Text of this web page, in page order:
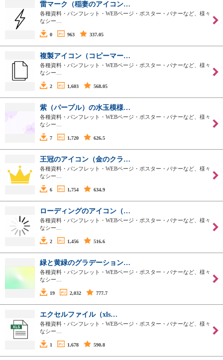
雷マーク（稲妻のアイコン…
各種資料・パンフレット・WEBページ・ポスター・バナーなど、様々
なシー…
0 963 337.05
複製アイコン（コピーマー…
各種資料・パンフレット・WEBページ・ポスター・バナーなど、様々
なシー…
2 1,603 568.05
紫（パープル）の水玉模様…
各種資料・パンフレット・WEBページ・ポスター・バナーなど、様々
なシー…
7 1,720 626.5
王冠のアイコン（金のクラ…
各種資料・パンフレット・WEBページ・ポスター・バナーなど、様々
なシー…
6 1,754 634.9
ローディングのアイコン（…
各種資料・パンフレット・WEBページ・ポスター・バナーなど、様々
なシー…
2 1,456 516.6
緑と黄緑のグラデーション…
各種資料・パンフレット・WEBページ・ポスター・バナーなど、様々
なシー…
19 2,032 777.7
エクセルファイル（xls…
各種資料・パンフレット・WEBページ・ポスター・バナーなど、様々
なシー…
1 1,678 590.8